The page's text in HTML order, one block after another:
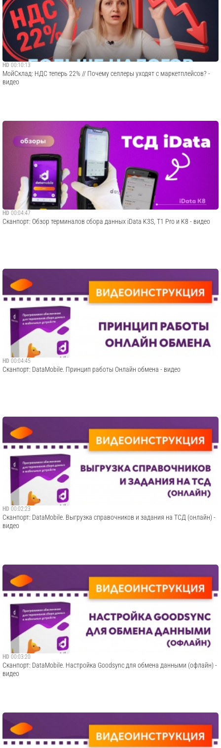
HD 00:10:13
МойСклад: НДС теперь 22% // Почему селлеры уходят с маркетплейсов? -
видео
HD 00:04:47
Сканпорт: Обзор терминалов сбора данных iData K3S, T1 Pro и K8 - видео
HD 00:04:45
Сканпорт: DataMobile. Принцип работы Онлайн обмена - видео
HD 00:02:23
Сканпорт: DataMobile. Выгрузка справочников и задания на ТСД (онлайн) -
видео
HD 00:03:20
Сканпорт: DataMobile. Настройка Goodsync для обмена данными (офлайн) -
видео